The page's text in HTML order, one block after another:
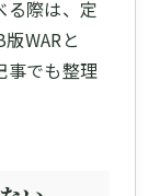
る際は、定
WARと
事でも整理